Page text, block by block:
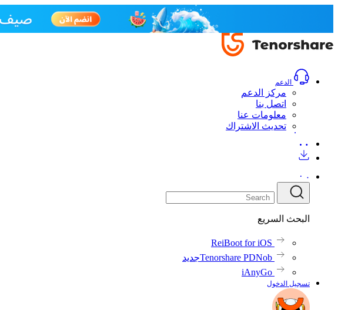
الدعم
مركز الدعم
اتصل بنا
معلومات عنا
تحديث الاشتراك
البحث السريع
ReiBoot for iOS
Tenorshare PDNobجديد
iAnyGo
تسجيل الدخول